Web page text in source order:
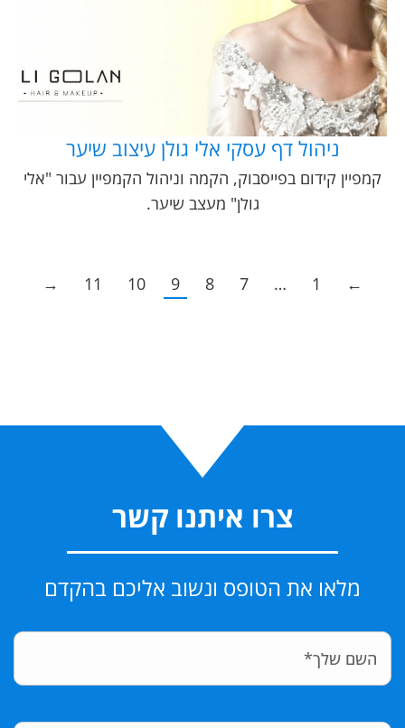
ניהול דף עסקי אלי גולן עיצוב שיער
קמפיין קידום בפייסבוק, הקמה וניהול הקמפיין עבור "אלי
גולן" מעצב שיער.
←
1
…
7
8
9
10
11
→
צרו איתנו קשר
מלאו את הטופס ונשוב אליכם בהקדם